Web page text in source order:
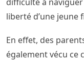
liberté d’une
En effet, des
également vécu ce